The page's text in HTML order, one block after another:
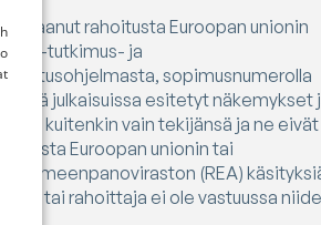
saanut rahoitusta Euroopan unionin
-tutkimus- ja
sopimusnumerolla
Näissä julkaisuissa esitetyt näkemykset
kuitenkin vain tekijänsä ja ne eivät
edusta Euroopan unionin tai
toimeenpanoviraston (REA)
tai rahoittaja ei ole vastuussa